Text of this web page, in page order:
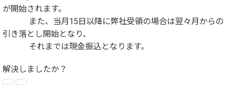
が開始されます。
また、当月15日以降に弊社受領の場合は翌々月からの
引き落とし開始となり、
それまでは現金振込となります。
解決しましたか？